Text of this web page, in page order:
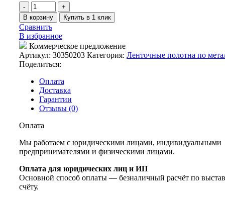
Количество
товара
Полотно
ленточное
М42
27/0,9/3035
2/3
В корзину Купить в 1 клик
Сравнить
В избранное
Коммерческое предложение
Артикул: 30350203 Категория: Ленточные полотна по
Поделиться:
Оплата
Доставка
Гарантии
Отзывы (0)
Оплата
Мы работаем с юридическими лицами, индивидуальными
предпринимателями и физическими лицами.
Оплата для юридических лиц и ИП
Основной способ оплаты — безналичный расчёт по
счёту.